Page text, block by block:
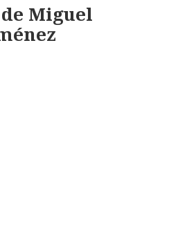
Miguel